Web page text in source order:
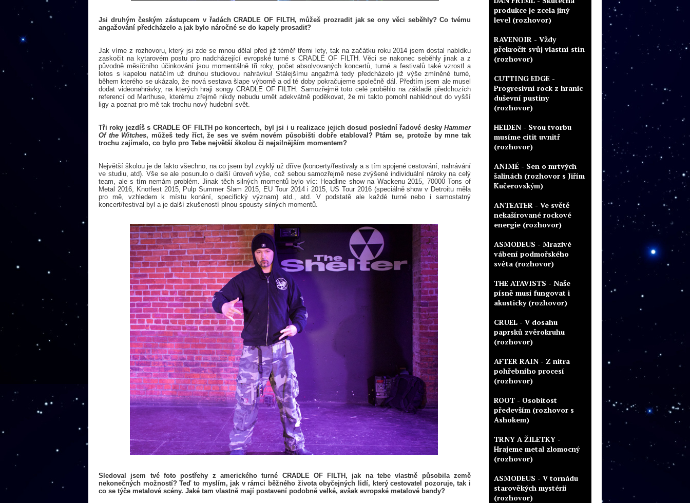
Jsi druhým českým zástupcem v řadách CRADLE OF FILTH, můžeš prozradit jak se ony věci seběhly? Co tvému
angažování předcházelo a jak bylo náročné se do kapely prosadit?
Jak víme z rozhovoru, který jsi zde se mnou dělal před již téměř třemi lety, tak na začátku roku 2014 jsem dostal nabídku
zaskočit na kytarovém postu pro nadcházející evropské turné s CRADLE OF FILTH. Věci se nakonec seběhly jinak a z
původně měsíčního účinkování jsou momentálně tři roky, počet absolvovaných koncertů, turné a festivalů také vzrostl a
letos s kapelou natáčím už druhou studiovou nahrávku! Stálejšímu angažmá tedy předcházelo již výše zmíněné turné,
během kterého se ukázalo, že nová sestava šlape výborně a od té doby pokračujeme společně dál. Předtím jsem ale musel
dodat videonahrávky, na kterých hraji songy CRADLE OF FILTH. Samozřejmě toto celé proběhlo na základě předchozích
referencí od Marthuse, kterému zřejmě nikdy nebudu umět adekvátně poděkovat, že mi takto pomohl nahlédnout do vyšší
ligy a poznat pro mě tak trochu nový hudební svět.
Tři roky jezdíš s CRADLE OF FILTH po koncertech, byl jsi i u realizace jejich dosud poslední řadové desky Hammer
Of the Witches, můžeš tedy říct, že ses ve svém novém působišti dobře etabloval? Ptám se, protože by mne tak
trochu zajímalo, co bylo pro Tebe největší školou či nejsilnějším momentem?
Největší školou je de fakto všechno, na co jsem byl zvyklý už dříve (koncerty/festivaly a s tím spojené cestování, nahrávání
ve studiu, atd). Vše se ale posunulo o další úroveň výše, což sebou samozřejmě nese zvýšené individuální nároky na celý
team, ale s tím nemám problém. Jinak těch silných momentů bylo víc: Headline show na Wackenu 2015, 70000 Tons of
Metal 2016, Knotfest 2015, Pulp Summer Slam 2015, EU Tour 2014 i 2015, US Tour 2016 (speciálně show v Detroitu měla
pro mě, vzhledem k místu konání, specifický význam) atd., atd. V podstatě ale každé turné nebo i samostatný
koncert/festival byl a je další zkušeností plnou spousty silných momentů.
Sledoval jsem tvé foto postřehy z amerického turné CRADLE OF FILTH, jak na tebe vlastně působila země
nekonečných možností? Teď to myslím, jak v rámci běžného života obyčejných lidí, který cestovatel pozoruje, tak i
co se týče metalové scény. Jaké tam vlastně mají postavení podobně velké, avšak evropské metalové bandy?
produkce je zcela jiný
level (rozhovor)
RAVENOIR - Vždy
překročit svůj vlastní stín
(rozhovor)
CUTTING EDGE -
Progresivní rock z hranic
duševní pustiny
(rozhovor)
HEIDEN - Svou tvorbu
musíme cítit uvnitř
(rozhovor)
ANIMÉ - Sen o mrtvých
šalinách (rozhovor s Jiřím
Kučerovským)
ANTEATER - Ve světě
nekašírované rockové
energie (rozhovor)
ASMODEUS - Mrazivé
vábení podmořského
světa (rozhovor)
THE ATAVISTS - Naše
písně musí fungovat i
akusticky (rozhovor)
CRUEL - V dosahu
paprsků zvěrokruhu
(rozhovor)
AFTER RAIN - Z nitra
pohřebního procesí
(rozhovor)
ROOT - Osobitost
především (rozhovor s
Ashokem)
TRNY A ŽILETKY -
Hrajeme metal zlomocný
(rozhovor)
ASMODEUS - V tornádu
starověkých mystérií
(rozhovor)